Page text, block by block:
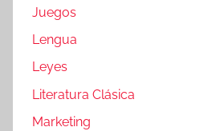
Juegos
Lengua
Leyes
Literatura Clásica
Marketing